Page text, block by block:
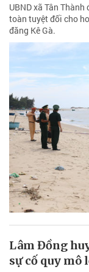
UBND xã Tân
toàn tuyệt đối cho
đăng Kê Gà.
Lâm Đồng
sự cố quy mô